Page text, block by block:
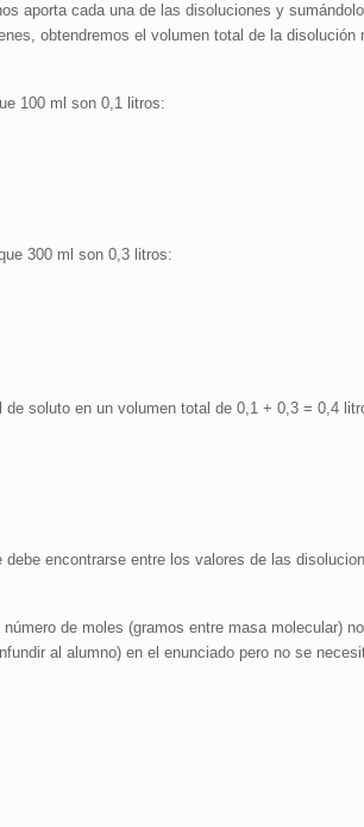
aporta cada una de las disoluciones y
obtendremos el volumen total de la
100 ml son 0,1 litros:
300 ml son 0,3 litros:
soluto en un volumen total de 0,1 + 0,3 = 0,4
encontrarse entre los valores de las
de moles (gramos entre masa molecular)
al alumno) en el enunciado pero no se